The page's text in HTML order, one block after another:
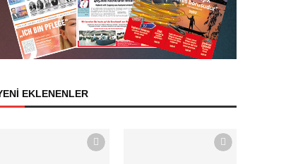
EKLENENLER